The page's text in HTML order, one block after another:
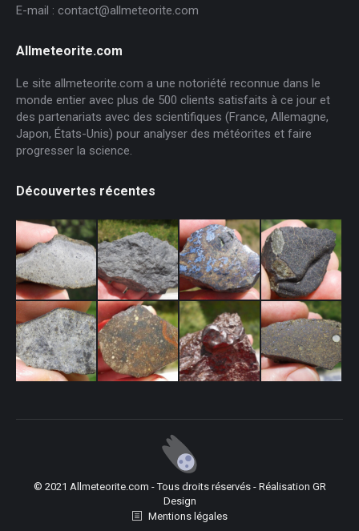
E-mail : contact@allmeteorite.com
Allmeteorite.com
Le site allmeteorite.com a une notoriété reconnue dans le
monde entier avec plus de 500 clients satisfaits à ce jour et
des partenariats avec des scientifiques (France, Allemagne,
Japon, États-Unis) pour analyser des météorites et faire
progresser la science.
Découvertes récentes
© 2021 Allmeteorite.com - Tous droits réservés - Réalisation GR
Design
Mentions légales